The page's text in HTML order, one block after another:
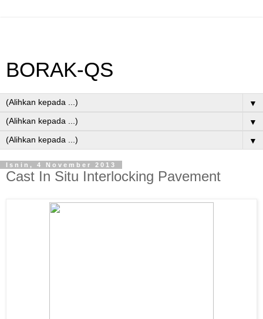
BORAK-QS
▼
▼
▼
Isnin, 4 November 2013
Cast In Situ Interlocking Pavement